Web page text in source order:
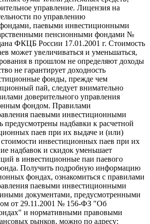
управление. Лицензия на
по управлению
паевыми инвестиционными
пенсионными фондами №
ФКЦБ России 17.01.2001 г. Стоимость
может увеличиваться и уменьшаться,
в прошлом не определяют доходы
не гарантирует доходность
фонды, прежде чем
пай, следует внимательно
доверительного управления
фондом. Правилами
паевыми инвестиционными
предусмотрены надбавки к расчетной
паев при их выдаче и (или)
стоимости инвестиционных паев при их
надбавок и скидок уменьшает
в инвестиционные паи паевого
Получить подробную информацию
фондах, ознакомиться с правилами
паевыми инвестиционными
документами, предусмотренными
от 29.11.2001 № 156-ФЗ "Об
и нормативными правовыми
рынков, можно по адресу: